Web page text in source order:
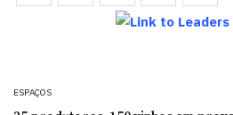
ESPAÇOS